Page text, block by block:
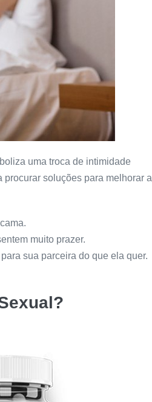
uma troca de intimidade
soluções para melhorar a
muito prazer.
sua parceira do que ela quer.